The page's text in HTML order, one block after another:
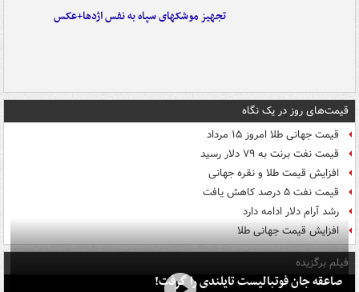
تجهیز موشکهای سپاه به نفس اژدها+عکس
قیمت‌های روز در یک نگاه
قیمت جهانی طلا امروز ۱۵ مرداد
قیمت نفت برنت به ۷۹ دلار رسید
افزایش قیمت طلا و نقره جهانی
قیمت نفت ۵ درصد کاهش یافت
رشد آرام دلار ادامه دارد
افزایش قیمت جهانی طلا
فیلم برگزیده
صاعقه جان فوتبالیست تایلندی را گرفت!